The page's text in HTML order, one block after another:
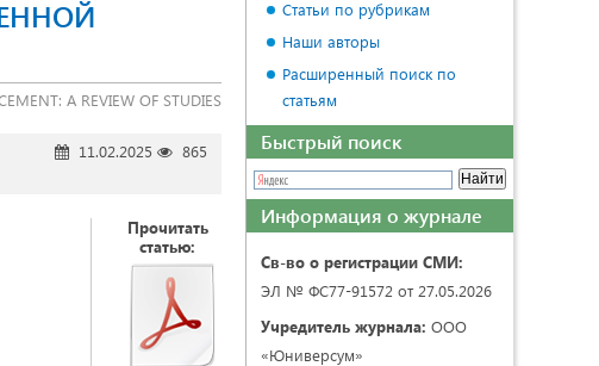
A REVIEW OF STUDIES
11.02.2025
865
Прочитать
статью:
Статьи по рубрикам
Наши авторы
Расширенный поиск по
статьям
Быстрый поиск
Информация о журнале
Св-во о регистрации СМИ:
ЭЛ № ФС77-91572 от 27.05.2026
Учредитель журнала: ООО
«Юниверсум»